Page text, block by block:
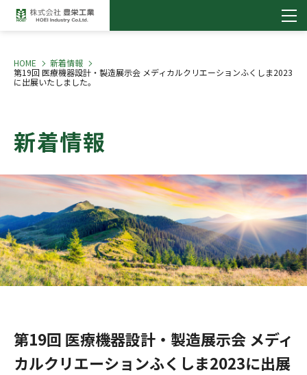
HOME
新着情報
第19回 医療機器設計・製造展示会 メディカルクリエーションふくしま2023
に出展いたしました。
新着情報
第19回 医療機器設計・製造展示会 メディ
カルクリエーションふくしま2023に出展